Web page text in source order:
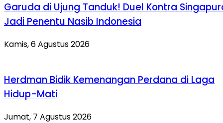
Garuda di Ujung Tanduk! Duel Kontra
Jadi Penentu Nasib Indonesia
Kamis, 6 Agustus 2026
Herdman Bidik Kemenangan Perdana di Laga
Hidup-Mati
Jumat, 7 Agustus 2026